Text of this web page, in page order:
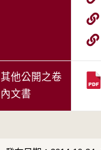
其他公開之卷
內文書